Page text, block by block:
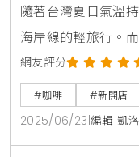
隨著台灣夏日氣溫
海岸線的輕旅行。
於花蓮理想大地的
特的童話小屋建築
打卡新地標。門市
滿童話感的裝飾，
網友評分
#咖啡 #新開店
2025/06/23 編輯 凱